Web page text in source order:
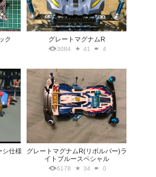
ク グレートマグナムR
3084 41 4
シ仕様
グレートマグナムR(リボルバー)ラ
イトブルースペシャル
6178 34 0